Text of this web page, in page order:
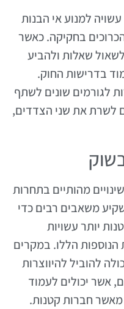
למנוע אי הבנות
בחקיקה. כאשר
שאלות ולהביע
בדרישות החוק.
לגורמים שונים לשתף
לשרת את שני הצדדים,
מהותיים בתחרות
משאבים רבים כדי
יותר עשויות
הללו. במקרים
להוביל להיווצרות
אשר יכולים לעמוד
חברות קטנות.